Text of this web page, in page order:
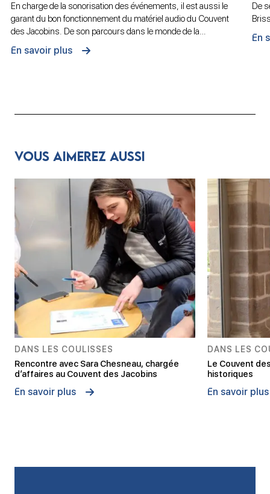
En charge de la sonorisation des événements, il est aussi le
garant du bon fonctionnement du matériel audio du Couvent
des Jacobins. De son parcours dans le monde de la…
En savoir plus
De
En
Vous aimerez aussi
DANS LES COULISSES
Rencontre avec Sara Chesneau, chargée
d’affaires au Couvent des Jacobins
En savoir plus
DANS LES
Le Couvent
historiques
En savoir plus